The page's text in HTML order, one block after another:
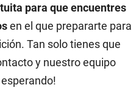
para que encuentres
en el que prepararte para
Tan solo tienes que
y nuestro equipo